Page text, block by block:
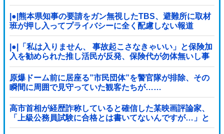
|●|熊本県知事の要請をガン無視したTBS、避難所に取材
班が押し入ってプライバシーに全く配慮しない報道
を……
|●|「私は入りません、 事故起こさなきゃいい」と保険加
入を勧められた推し活民が反発、保険代が勿体無いし事
故起こしたとして……
原爆ドーム前に居座る”市民団体”を警官隊が排除、その
瞬間に周囲で見守っていた観客たちが……
高市首相が経歴詐称していると確信した某映画評論家、
「上級公務員試験に合格とは書いてないんですが…」と
ツッコミを受けまくり……